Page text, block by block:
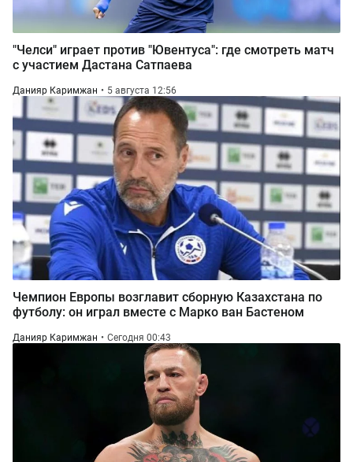
"Челси" играет против "Ювентуса": где смотреть матч
с участием Дастана Сатпаева
Данияр Каримжан 5 августа 12:56
Чемпион Европы возглавит сборную Казахстана по
футболу: он играл вместе с Марко ван Бастеном
Данияр Каримжан Сегодня 00:43